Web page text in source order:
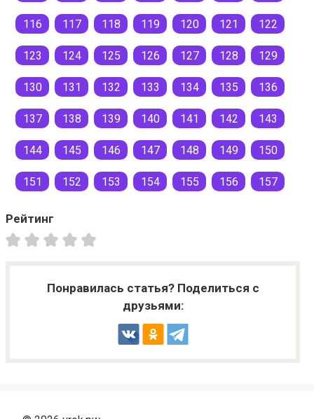
116 117 118 119 120 121 122
123 124 125 126 127 128 129
130 131 132 133 134 135 136
137 138 139 140 141 142 143
144 145 146 147 148 149 150
151 152 153 154 155 156 157
Рейтинг
Понравилась статья? Поделиться с
друзьями: